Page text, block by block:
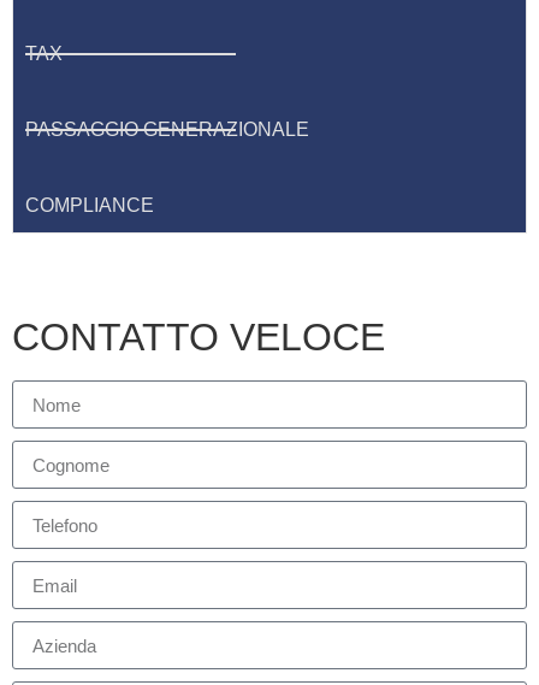
TAX
PASSAGGIO GENERAZIONALE
COMPLIANCE
CONTATTO VELOCE